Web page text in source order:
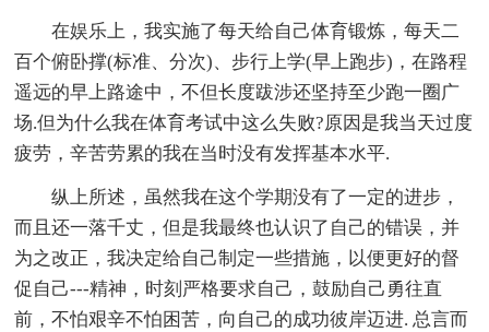
在娱乐上，我实施了每天给自己体育锻炼，每天二
百个俯卧撑(标准、分次)、步行上学(早上跑步)，在路程
遥远的早上路途中，不但长度跋涉还坚持至少跑一圈广
场.但为什么我在体育考试中这么失败?原因是我当天过度
疲劳，辛苦劳累的我在当时没有发挥基本水平.
纵上所述，虽然我在这个学期没有了一定的进步，
而且还一落千丈，但是我最终也认识了自己的错误，并
为之改正，我决定给自己制定一些措施，以便更好的督
促自己---精神，时刻严格要求自己，鼓励自己勇往直
前，不怕艰辛不怕困苦，向自己的成功彼岸迈进. 总言而